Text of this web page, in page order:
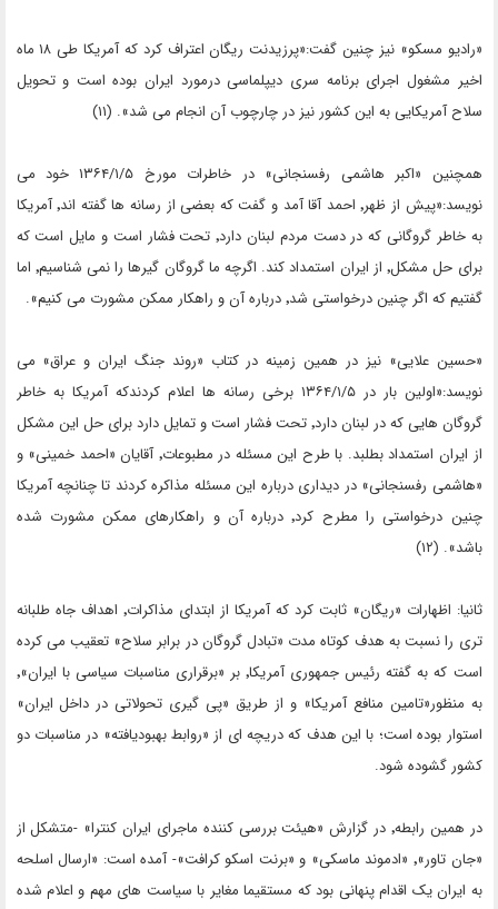
«رادیو مسکو» نیز چنین گفت:«پرزیدنت ریگان اعتراف کرد که آمریکا طی ۱۸ ماه
اخیر مشغول اجرای برنامه سری دیپلماسی درمورد ایران بوده است و تحویل
سلاح آمریکایی به این کشور نیز در چارچوب آن انجام می شد». (۱۱)
همچنین «اکبر هاشمی رفسنجانی» در خاطرات مورخ ۱۳۶۴/۱/۵ خود می
نویسد:«پیش از ظهر٬ احمد آقا آمد و گفت که بعضی از رسانه ها گفته اند٬ آمریکا
به خاطر گروگانی که در دست مردم لبنان دارد٬ تحت فشار است و مایل است که
برای حل مشکل٬ از ایران استمداد کند. اگرچه ما گروگان گیرها را نمی شناسیم٬ اما
گفتیم که اگر چنین درخواستی شد٬ درباره آن و راهکار ممکن مشورت می کنیم».
«حسین علایی» نیز در همین زمینه در کتاب «روند جنگ ایران و عراق» می
نویسد:«اولین بار در ۱۳۶۴/۱/۵ برخی رسانه ها اعلام کردندکه آمریکا به خاطر
گروگان هایی که در لبنان دارد٬ تحت فشار است و تمایل دارد برای حل این مشکل
از ایران استمداد بطلبد. با طرح این مسئله در مطبوعات٬ آقایان «احمد خمینی» و
«هاشمی رفسنجانی» در دیداری درباره این مسئله مذاکره کردند تا چنانچه آمریکا
چنین درخواستی را مطرح کرد٬ درباره آن و راهکارهای ممکن مشورت شده
باشد». (۱۲)
ثانیا: اظهارات «ریگان» ثابت کرد که آمریکا از ابتدای مذاکرات٬ اهداف جاه طلبانه
تری را نسبت به هدف کوتاه مدت «تبادل گروگان در برابر سلاح» تعقیب می کرده
است که به گفته رئیس جمهوری آمریکا٬ بر «برقراری مناسبات سیاسی با ایران»٬
به منظور«تامین منافع آمریکا» و از طریق «پی گیری تحولاتی در داخل ایران»
استوار بوده است؛ با این هدف که دریچه ای از «روابط بهبودیافته» در مناسبات دو
کشور گشوده شود.
در همین رابطه٬ در گزارش «هیئت بررسی کننده ماجرای ایران کنترا» -متشکل از
«جان تاور»٬ «ادموند ماسکی» و «برنت اسکو کرافت»- آمده است: «ارسال اسلحه
به ایران یک اقدام پنهانی بود که مستقیما مغایر با سیاست های مهم و اعلام شده